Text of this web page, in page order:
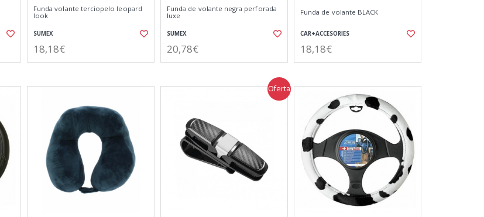
Funda volante terciopelo leopard
look
SUMEX
18,18€
Funda de volante negra perforada
luxe
SUMEX
20,78€
Funda de volante BLACK
CAR+ACCESORIES
18,18€
Oferta